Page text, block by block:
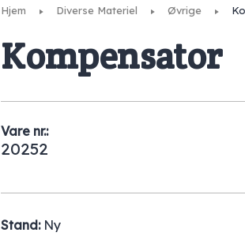
Hjem Diverse Materiel Øvrige
Kompensator
Vare nr.:
20252
Stand: Ny